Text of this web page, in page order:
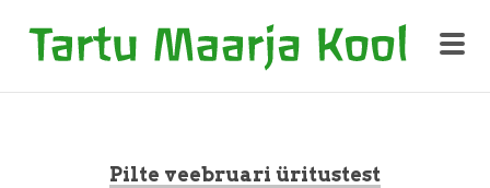
Pilte veebruari üritustest